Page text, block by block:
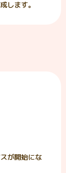
します。
が開始にな